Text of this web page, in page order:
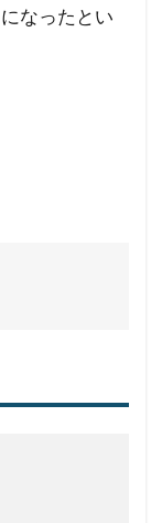
なったとい